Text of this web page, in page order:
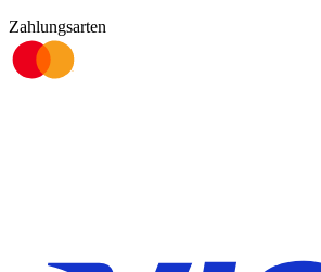
Zahlungsarten